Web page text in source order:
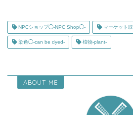
NPCショップ◯-NPC Shop◯- マーケット
染色◯-can be dyed- 植物-plant-
ABOUT ME